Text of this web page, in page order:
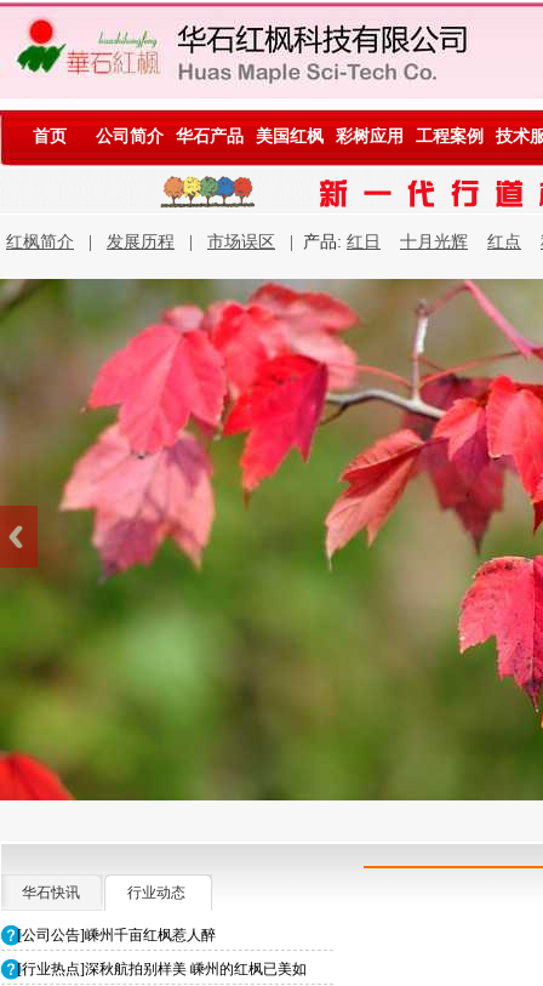
首页 公司简介 华石产品 美国红枫 彩树应用 工程案例 技术
红枫简介 发展历程 市场误区 | 产品: 红日 十月光辉 红点
华石快讯 行业动态
[公司公告]嵊州千亩红枫惹人醉
[行业热点]深秋航拍别样美 嵊州的红枫已美如